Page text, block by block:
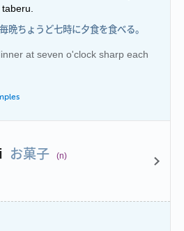
晩ちょうど七時に夕食を食べる。
at seven o'clock sharp each
お菓子 (n)